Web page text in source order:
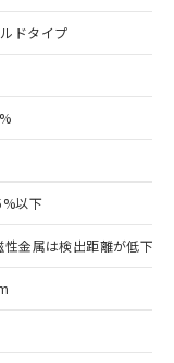
ドタイプ
以下
性金属は検出距離が低下し